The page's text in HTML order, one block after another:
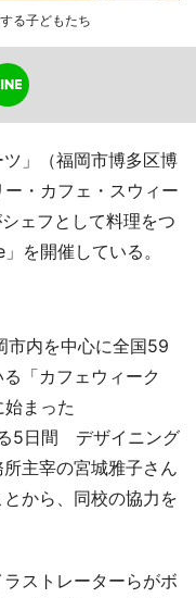
る子どもたち
」（福岡市博多区博
・カフェ・スウィー
ェフとして料理をつ
を開催している。
内を中心に全国59
「カフェウィーク
まった
る5日間 デザイニング
主宰の宮城雅子さん
から、同校の協力を
ストレーターらがボ